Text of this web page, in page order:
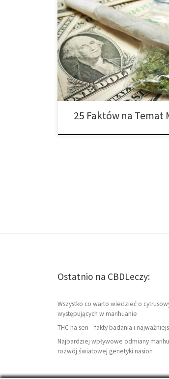
Świat marihuany jest bogaty i
także wiele ciekawostek na temat
pomyśleć, że wiesz dużo o
rogiem czeka na Ciebie coś
sprawdź naszą listę 25 faktów i
zobaczyć jak wygląda twoja
1. Marihuanę można spożywać […]
25 Faktów na Temat
Ostatnio na CBDLeczy:
Wszystko co warto wiedzieć o
występujących w marihuanie
THC na sen – fakty badania i
Najbardziej wpływowe odmiany
rozwój światowej genetyki nasion